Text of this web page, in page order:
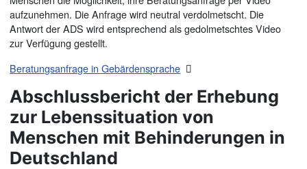
aufzunehmen. Die Anfrage wird neutral verdolmetscht. Die
Antwort der ADS wird entsprechend als gedolmetschtes Video
zur Verfügung gestellt.
Beratungsanfrage in Gebärdensprache
Abschlussbericht der Erhebung
zur Lebenssituation von
Menschen mit Behinderungen in
Deutschland